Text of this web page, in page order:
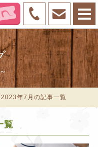
2023年7月の記事一覧
覧